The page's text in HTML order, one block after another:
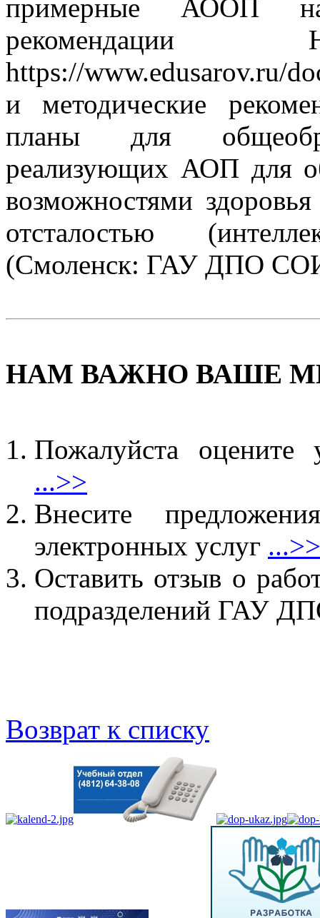
примерные АООП на
рекомендации
https://www.edusarov.ru/
и методические
планы для
реализующих АОП для
возможностями
отсталостью
(Смоленск: ГАУ ДПО
НАМ ВАЖНО ВАШЕ
Пожалуйста оцените
...>>
Внесите
электронных услуг ...>>
Оставить отзыв о
подразделений ГАУ
Возврат к списку